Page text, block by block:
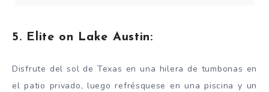
5. Elite on Lake Austin:
Disfrute del sol de Texas en una hilera de tumbonas en
el patio privado, luego refrésquese en una piscina y un